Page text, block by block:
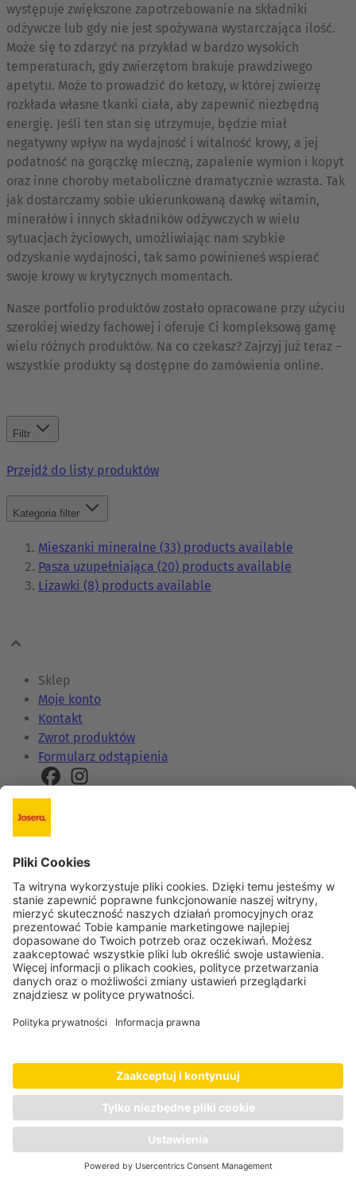
Filtr
Przejdź do listy produktów
Kategoria filter
Mieszanki mineralne (33) products available
Pasza uzupełniająca (20) products available
Lizawki (8) products available
występuje zwiększone zapotrzebowanie na składniki
odżywcze lub gdy nie jest spożywana wystarczająca ilość.
Może się to zdarzyć na przykład w bardzo wysokich
temperaturach, gdy zwierzętom brakuje prawdziwego
apetytu. Może to prowadzić do ketozy, w której zwierzę
rozkłada własne tkanki ciała, aby zapewnić niezbędną
energię. Jeśli ten stan się utrzymuje, będzie miał
negatywny wpływ na wydajność i witalność krowy, a jej
podatność na gorączkę mleczną, zapalenie wymion i kopyt
oraz inne choroby metaboliczne dramatycznie wzrasta. Tak
jak dostarczamy sobie ukierunkowaną dawkę witamin,
minerałów i innych składników odżywczych w wielu
sytuacjach życiowych, umożliwiając nam szybkie
odzyskanie wydajności, tak samo powinieneś wspierać
swoje krowy w krytycznych momentach.
Nasze portfolio produktów zostało opracowane przy użyciu
szerokiej wiedzy fachowej i oferuje Ci kompleksową gamę
wielu różnych produktów. Na co czekasz? Zajrzyj już teraz –
wszystkie produkty są dostępne do zamówienia online.
Sklep
Moje konto
Kontakt
Zwrot produktów
Formularz odstąpienia
Informacje
Wysyłka i koszty
Kariera
Regulaminy promocji
Platforma JDP
Dla dostawców
Informacje prawne
Regulamin sklepu
Dane firmy
Odstąpienie od umowy
Ustawienia plików Cookie
Oświadczenie dotyczące dostępności
© 2026 Josera Polska Sp. z o.o.